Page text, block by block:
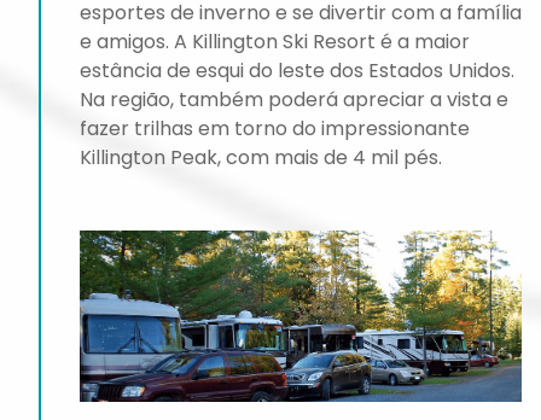
esportes de inverno e se divertir com a família
e amigos. A Killington Ski Resort é a maior
estância de esqui do leste dos Estados Unidos.
Na região, também poderá apreciar a vista e
fazer trilhas em torno do impressionante
Killington Peak, com mais de 4 mil pés.